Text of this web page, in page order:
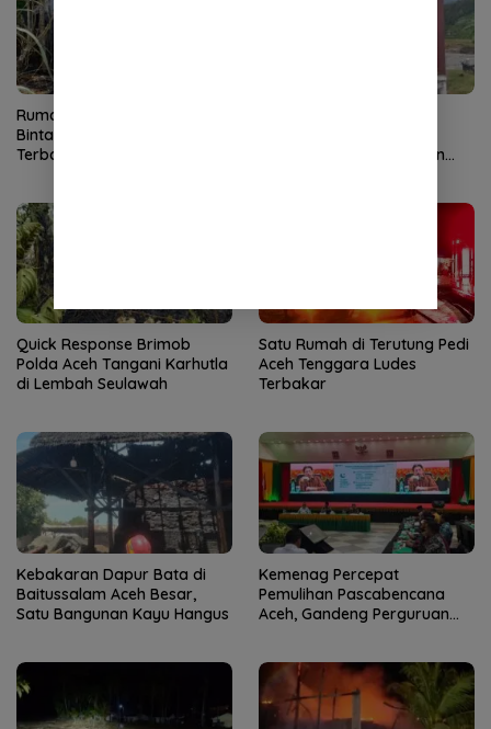
Rumah Kosong di Blang
Bintang Aceh Besar Ludes
Terbakar
Pembangunan Jembatan
Quick Response Brimob
Polda Aceh Tangani Karhutla
di Lembah Seulawah
Satu Rumah di Terutung Pedi
Aceh Tenggara Ludes
Terbakar
Kebakaran Dapur Bata di
Baitussalam Aceh Besar,
Satu Bangunan Kayu Hangus
Kemenag Percepat
Pemulihan Pascabencana
Aceh, Gandeng Perguruan